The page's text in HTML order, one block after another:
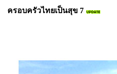
ครอบครัวไทยเป็นสุข 7